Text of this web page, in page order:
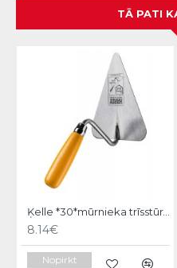
TĀ PATI
Ķelle *30*mūrnieka trīsstūra 18cm, Hardy
8.14€
Nopirkt